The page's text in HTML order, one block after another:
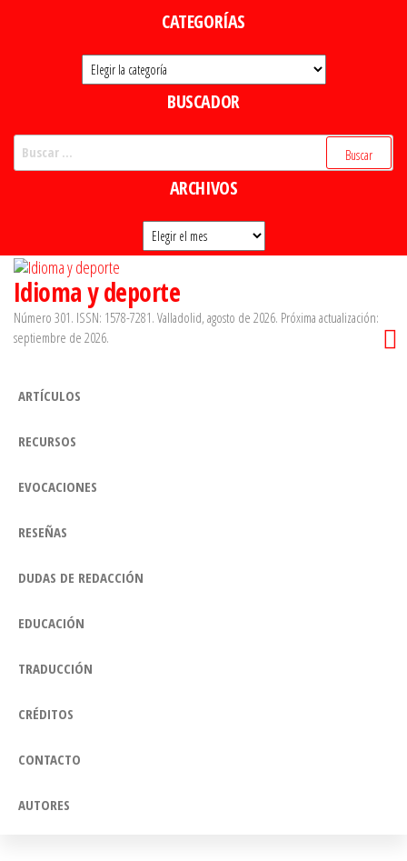
CATEGORÍAS
Categorías
BUSCADOR
ARCHIVOS
Archivos
Idioma y deporte
Número 301. ISSN: 1578-7281. Valladolid, agosto de 2026. Próxima actualización:
septiembre de 2026.
ARTÍCULOS
RECURSOS
EVOCACIONES
RESEÑAS
DUDAS DE REDACCIÓN
EDUCACIÓN
TRADUCCIÓN
CRÉDITOS
CONTACTO
AUTORES